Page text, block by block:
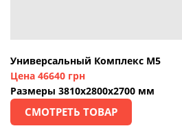
Универсальный Комплекс М5
Цена 46640 грн
Размеры 3810х2800х2700 мм
СМОТРЕТЬ ТОВАР